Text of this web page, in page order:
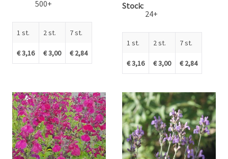
500+
1 st.
€ 3,16
2 st.
€ 3,00
7 st.
€ 2,84
Stock
24+
1 st.
€ 3,16
2 st.
€ 3,00
7 st.
€ 2,84